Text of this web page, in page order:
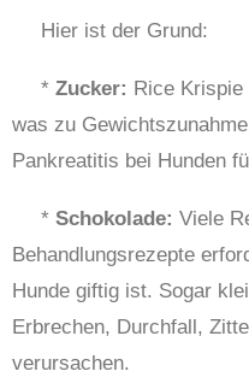
Hier ist der Grund:
* Zucker: Rice
was zu
Pankreatitis bei Hunden
* Schokolade: Viele
Behandlungsrezepte
Hunde giftig ist. Sogar
Erbrechen, Durchfall,
verursachen.